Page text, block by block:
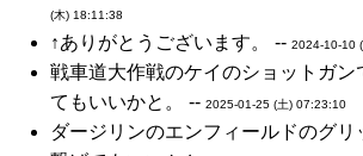
(木) 18:11:38
↑ありがとうございます。 -- 2024-10-10
戦車道大作戦のケイのショットガン
てもいいかと。 -- 2025-01-25 (土) 07:23:10
ダージリンのエンフィールドのグリ